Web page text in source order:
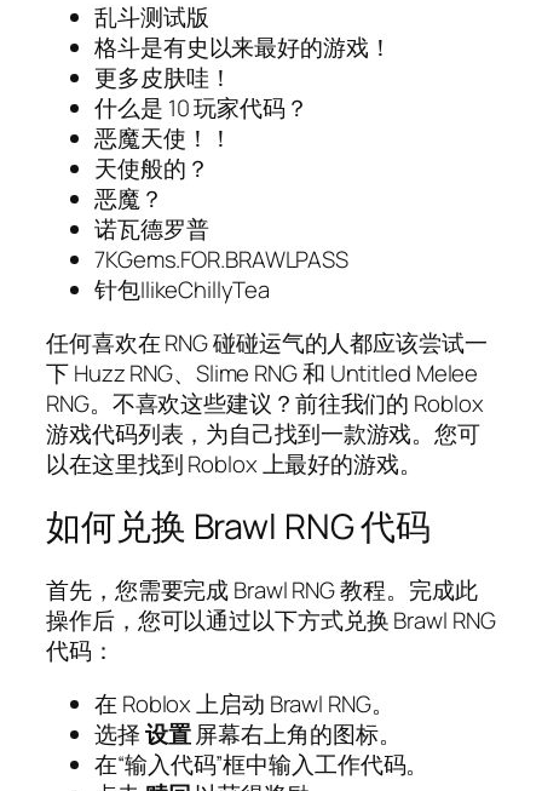
乱斗测试版
格斗是有史以来最好的游戏！
更多皮肤哇！
什么是 10 玩家代码？
恶魔天使！！
天使般的？
恶魔？
诺瓦德罗普
7KGems.FOR.BRAWLPASS
针包IlikeChillyTea
任何喜欢在 RNG 碰碰运气的人都应该尝试一
下 Huzz RNG、Slime RNG 和 Untitled Melee
RNG。不喜欢这些建议？前往我们的 Roblox
游戏代码列表，为自己找到一款游戏。您可
以在这里找到 Roblox 上最好的游戏。
如何兑换 Brawl RNG 代码
首先，您需要完成 Brawl RNG 教程。完成此
操作后，您可以通过以下方式兑换 Brawl RNG
代码：
在 Roblox 上启动 Brawl RNG。
选择设置屏幕右上角的图标。
在“输入代码”框中输入工作代码。